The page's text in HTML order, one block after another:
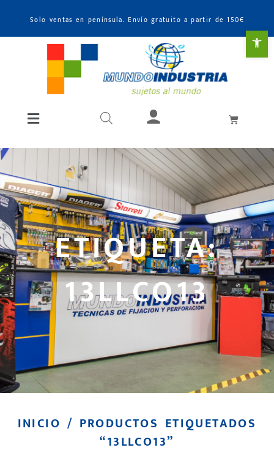
Solo ventas en península. Envío gratuito a partir de 150€
ETIQUETA:
13LLCO13
INICIO / PRODUCTOS ETIQUETADOS
“13LLCO13”